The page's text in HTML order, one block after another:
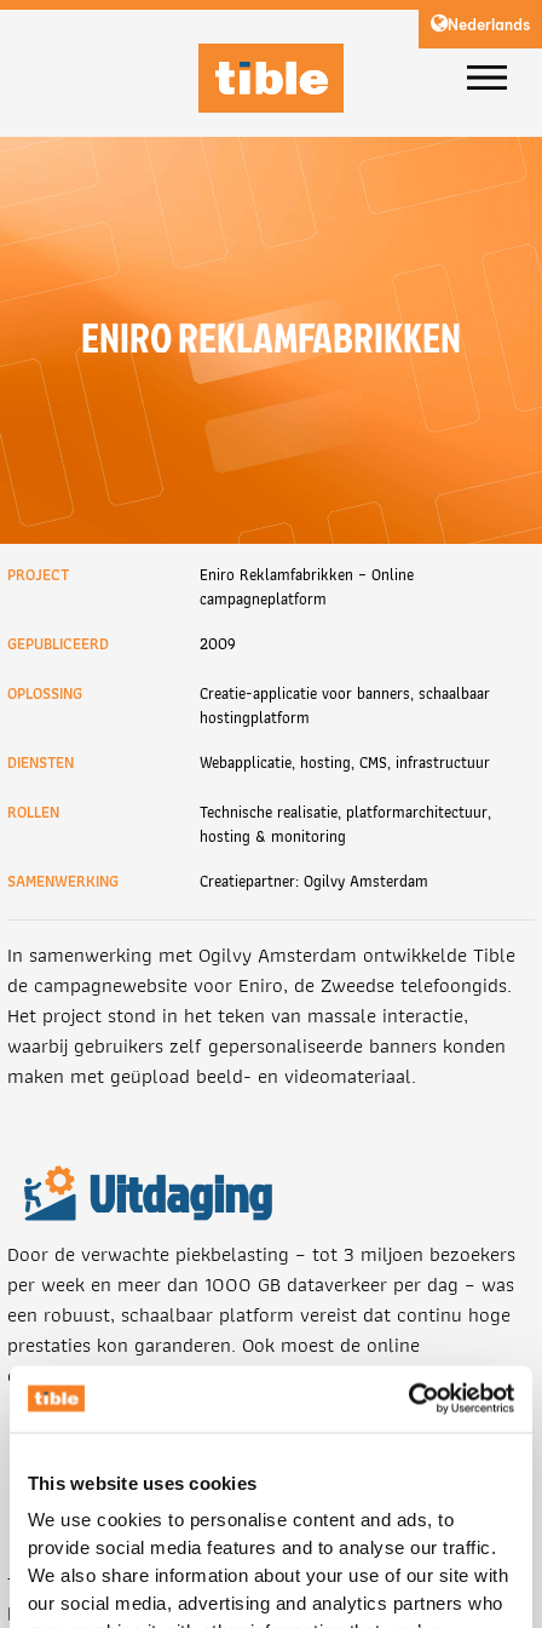
This website uses cookies
We use cookies to personalise content and ads, to
provide social media features and to analyse our traffic.
We also share information about your use of our site with
our social media, advertising and analytics partners who
Nederlands
ENIRO REKLAMFABRIKKEN
PROJECT
Eniro Reklamfabrikken – Online
campagneplatform
GEPUBLICEERD
2009
OPLOSSING
Creatie-applicatie voor banners, schaalbaar
hostingplatform
DIENSTEN
Webapplicatie, hosting, CMS, infrastructuur
ROLLEN
Technische realisatie, platformarchitectuur,
hosting & monitoring
SAMENWERKING
Creatiepartner: Ogilvy Amsterdam
In samenwerking met Ogilvy Amsterdam ontwikkelde Tible
de campagnewebsite voor Eniro, de Zweedse telefoongids.
Het project stond in het teken van massale interactie,
waarbij gebruikers zelf gepersonaliseerde banners konden
maken met geüpload beeld- en videomateriaal.
Uitdaging
Door de verwachte piekbelasting – tot 3 miljoen bezoekers
per week en meer dan 1000 GB dataverkeer per dag – was
een robuust, schaalbaar platform vereist dat continu hoge
prestaties kon garanderen. Ook moest de online
creatieomgeving intuïtief en gebruiksvriendelijk zijn.
Aanpak
Tible ontwikkelde een geavanceerde webapplicatie waarmee
bezoekers in realtime banners konden ontwerpen. Daarnaast